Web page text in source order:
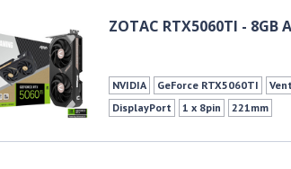
ZOTAC RTX5060TI - 8GB
NVIDIA GeForce RTX5060TI
DisplayPort
1 x 8pin 221mm